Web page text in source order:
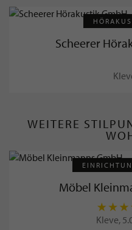
Scheerer
WEITERE
Möbel
Kleve,